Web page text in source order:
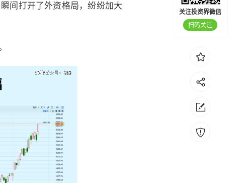
间打开了外资格局，纷纷加大
关注投资界微信
扫码关注